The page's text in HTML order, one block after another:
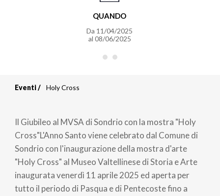
QUANDO
Da 11/04/2025
al 08/06/2025
di
pane
Eventi Holy Cross
Il Giubileo al MVSA di Sondrio con la mostra "Holy
Cross"L'Anno Santo viene celebrato dal Comune di
Sondrio con l'inaugurazione della mostra d'arte
"Holy Cross" al Museo Valtellinese di Storia e Arte
inaugurata venerdì 11 aprile 2025 ed aperta per
tutto il periodo di Pasqua e di Pentecoste fino a